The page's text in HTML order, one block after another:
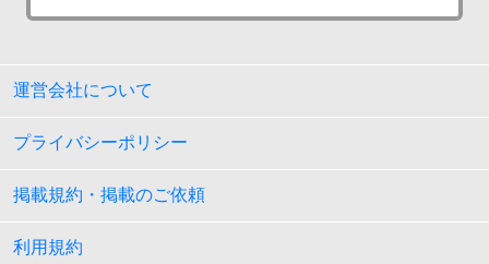
運営会社について
プライバシーポリシー
掲載規約・掲載のご依頼
利用規約